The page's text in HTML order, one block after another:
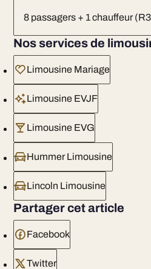
8 passagers + 1 chauffeur
Nos services de
Limousine Mariage
Limousine EVJF
Limousine EVG
Hummer Limousine
Lincoln Limousine
Partager cet article
Facebook
Twitter